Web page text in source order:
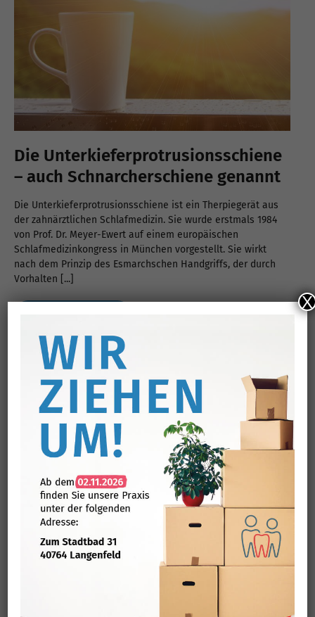
Die Unterkieferprotrusionsschiene
– auch Schnarcherschiene genannt
Die Unterkieferprotrusionsschiene ist ein Therpiegerät aus
der zahnärztlichen Schlafmedizin. Sie wurde erstmals 1984
von Prof. Dr. Meyer-Ewert auf einem europäischen
Schlafmedizinkongress in München vorgestellt. Sie wirkt
nach dem Prinzip des Esmarchschen Handgriffs, der durch
Vorhalten [...]
Zusammenhang von Parodontitis
und Diabetes
Als lebensstilbedingte Erkrankungen werden Parodontitis und
Diabetes oft als getrennte Gesundheitsprobleme betrachtet.
Doch zeigt die heutige Forschung immer mehr, dass diese
' . $TITLE . '
X